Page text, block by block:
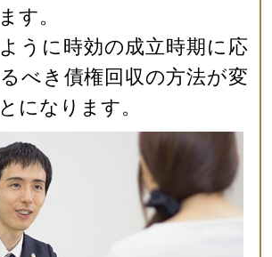
す。
うに時効の成立時期に応
べき債権回収の方法が変
になります。